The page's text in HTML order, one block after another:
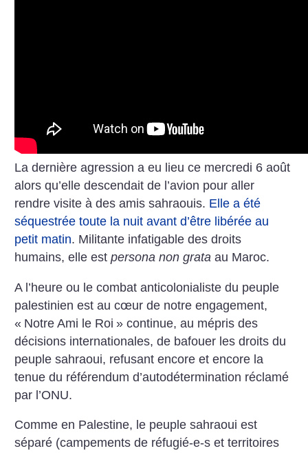
La dernière agression a eu lieu ce mercredi 6 août
alors qu’elle descendait de l’avion pour aller
rendre visite à des amis sahraouis. Elle a été
séquestrée toute la nuit avant d’être libérée au
petit matin. Militante infatigable des droits
humains, elle estpersona non grata au Maroc.
A l’heure ou le combat anticolonialiste du peuple
palestinien est au cœur de notre engagement,
« Notre Ami le Roi » continue, au mépris des
décisions internationales, de bafouer les droits du
peuple sahraoui, refusant encore et encore la
tenue du référendum d’autodétermination réclamé
par l’ONU.
Comme en Palestine, le peuple sahraoui est
séparé (campements de réfugié-e-s et territoires